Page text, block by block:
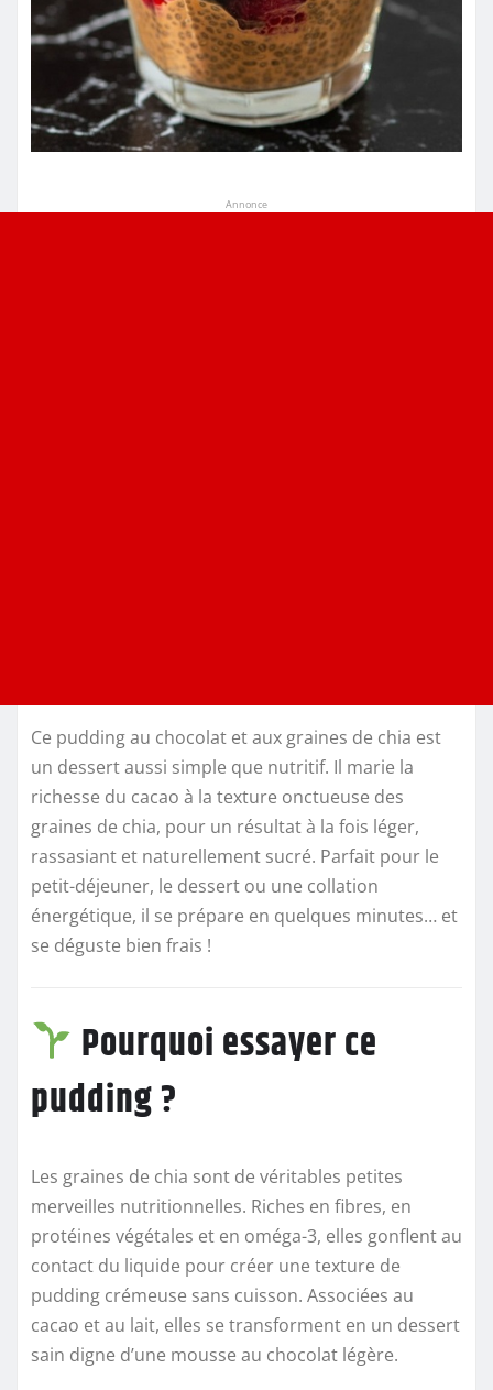
Annonce
Ce pudding au chocolat et aux graines de chia est
un dessert aussi simple que nutritif. Il marie la
richesse du cacao à la texture onctueuse des
graines de chia, pour un résultat à la fois léger,
rassasiant et naturellement sucré. Parfait pour le
petit-déjeuner, le dessert ou une collation
énergétique, il se prépare en quelques minutes… et
se déguste bien frais !
Pourquoi essayer ce
pudding ?
Les graines de chia sont de véritables petites
merveilles nutritionnelles. Riches en fibres, en
protéines végétales et en oméga-3, elles gonflent au
contact du liquide pour créer une texture de
pudding crémeuse sans cuisson. Associées au
cacao et au lait, elles se transforment en un dessert
sain digne d’une mousse au chocolat légère.